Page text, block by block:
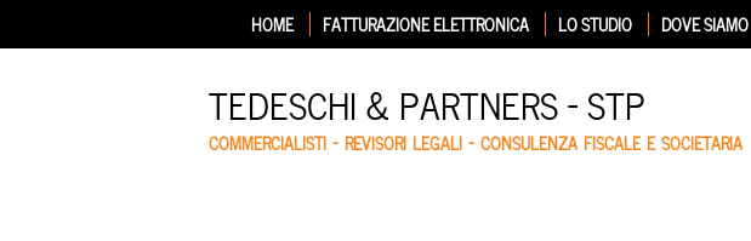
HOME FATTURAZIONE ELETTRONICA LO STUDIO DOVE SIAMO
TEDESCHI & PARTNERS – STP
COMMERCIALISTI – REVISORI LEGALI – CONSULENZA FISCALE E SOCIETARIA